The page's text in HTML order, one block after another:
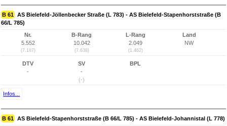
B 61 AS Bielefeld-Jöllenbecker Straße (L 783) - AS Bielefeld-Stapenhorststraße (B
66/L 785)
Nr.
5.552
(7.187)
B-Rang
10.042
(7.638)
L-Rang
2.049
(1.462)
Land
NW
DTV
-
SV
-
(-)
BPL
Infos...
B 61 AS Bielefeld-Stapenhorststraße (B 66/L 785) - AS Bielefeld-Johannistal (L 778)